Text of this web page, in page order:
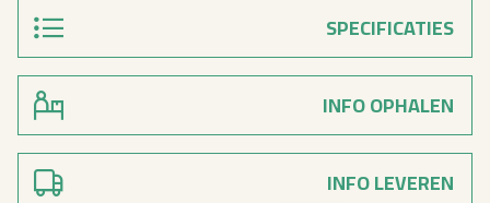
SPECIFICATIES
INFO OPHALEN
INFO LEVEREN